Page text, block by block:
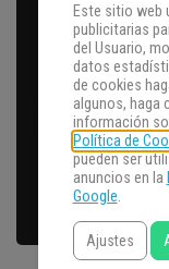
Este sitio web
publicitarias
del Usuario,
datos
de cookies
algunos, haga
información
Política de
pueden ser
anuncios en la
Google.
Ajustes